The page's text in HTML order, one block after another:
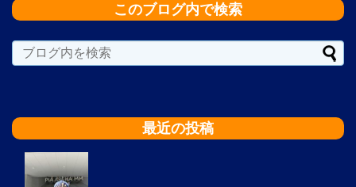
このブログ内で検索
最近の投稿